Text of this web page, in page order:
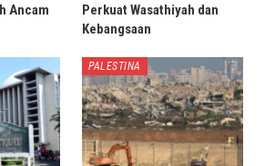
Ancam
Perkuat Wasathiyah dan
Kebangsaan
PALESTINA